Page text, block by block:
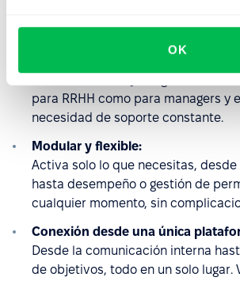
OK
primer día.
para RRHH como para managers y
necesidad de soporte constante.
Modular y flexible:
Activa solo lo que necesitas,
hasta desempeño o gestión de
cualquier momento, sin
Conexión desde una única
Desde la comunicación interna
de objetivos, todo en un solo lugar.